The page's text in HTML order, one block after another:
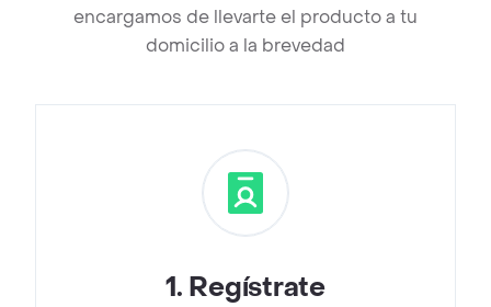
encargamos de llevarte el producto a tu
domicilio a la brevedad
1. Regístrate